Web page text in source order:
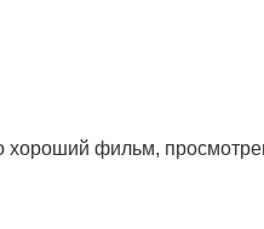
хороший фильм,